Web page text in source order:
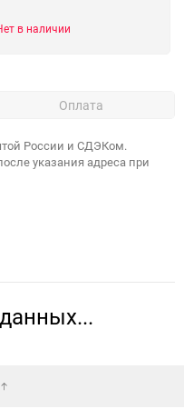
в наличии
Оплата
России и СДЭКом.
указания адреса при